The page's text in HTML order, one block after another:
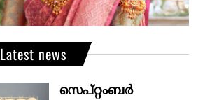
Latest news
സെപ്റ്റംബർ